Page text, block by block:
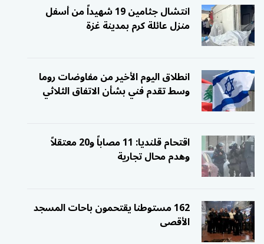
انتشال جثامين 19 شهيداً من أسفل
منزل عائلة كرم بمدينة غزة
انطلاق اليوم الأخير من مفاوضات روما
وسط تقدم فني بشأن الاتفاق الثلاثي
اقتحام قلنديا: 11 مصاباً و20 معتقلاً
وهدم محال تجارية
162 مستوطنا يقتحمون باحات المسجد
الأقصى